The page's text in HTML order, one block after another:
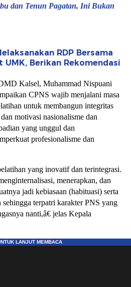
dan Tenun Pagatan, Ini Bukan
RDP Bersama
UMK, Berikan Rekomendasi
Kalsel, Muhammad Nispuani
CPNS wajib menjalani masa
untuk membangun integritas
motivasi nasionalisme dan
yang unggul dan
profesionalisme dan
yang inovatif dan terintegrasi.
menerapkan, dan
jadi kebiasaan (habituasi) serta
sehingga terpatri karakter PNS yang
nanti,â€ jelas Kepala